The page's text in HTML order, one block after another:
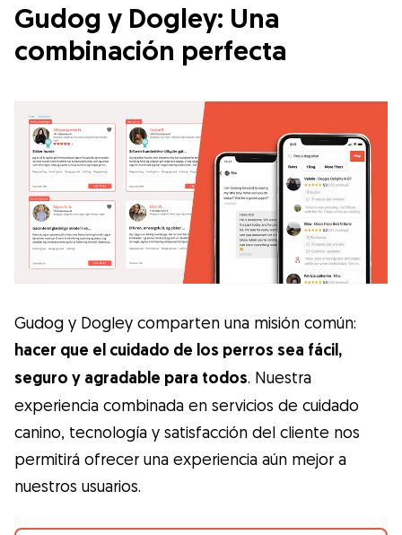
Gudog y Dogley: Una
combinación perfecta
Gudog y Dogley comparten una misión común:
hacer que el cuidado de los perros sea fácil,
seguro y agradable para todos. Nuestra
experiencia combinada en servicios de cuidado
canino, tecnología y satisfacción del cliente nos
permitirá ofrecer una experiencia aún mejor a
nuestros usuarios.